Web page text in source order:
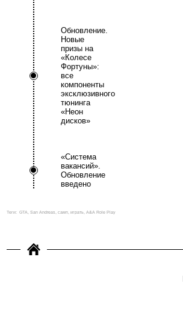
Обновление.
Новые
призы на
«Колесе
Фортуны»:
все
компоненты
эксклюзивного
тюнинга
«Неон
дисков»
«Система
вакансий».
Обновление
введено
Теги: GTA, San Andreas, самп, играть, A&A Role Play